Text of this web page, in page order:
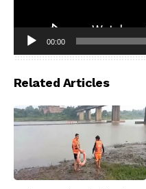
Player
00:00
Related Articles